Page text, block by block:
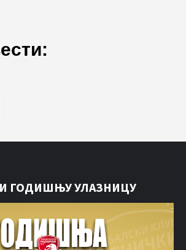
ГОДИШЊУ УЛАЗНИЦУ